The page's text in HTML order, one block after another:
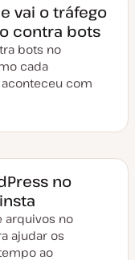
vai o tráfego
contra bots
bots no
cada
com
no
arquivos no
ajudar os
ao